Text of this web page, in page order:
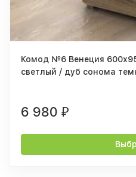
Комод №6 Венеция
светлый / дуб сонома
6 980 ₽